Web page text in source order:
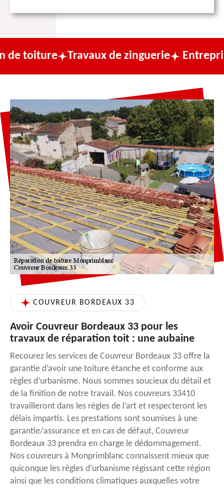
Travaux de zinguerie Entreprise de
COUVREUR BORDEAUX 33
Avoir Couvreur Bordeaux 33 pour les
travaux de réparation toit : une aubaine
Recourez les services de Couvreur Bordeaux 33 offre la
garantie d’avoir une toiture étanche et conforme aux
règles d’urbanisme. Nous sommes soucieux du détail et
de la finition de notre travail. Nos couvreurs 33410
travailleront dans les règles de l’art et respecteront les
délais impartis. Les prestations sont soumises à une
garantie/assurance et en cas de défaut, Couvreur
Bordeaux 33 prendra en charge le dédommagement.
Nos couvreurs à Monprimblanc connaissent mieux que
quiconque les règles d’urbanisme régissant cette région
ainsi que les conditions climatiques auxquelles votre